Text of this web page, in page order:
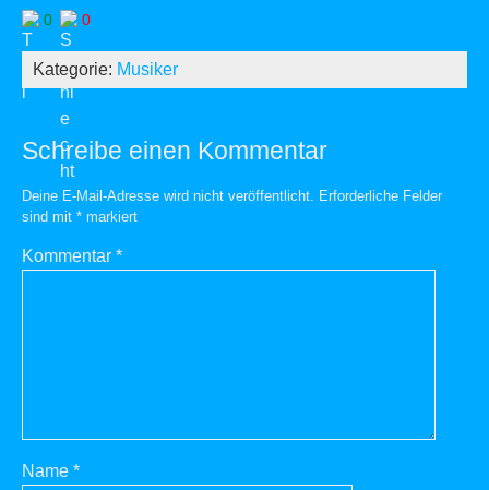
0 0
Kategorie: Musiker
Schreibe einen Kommentar
Deine E-Mail-Adresse wird nicht veröffentlicht. Erforderliche Felder
sind mit * markiert
Kommentar *
Name *